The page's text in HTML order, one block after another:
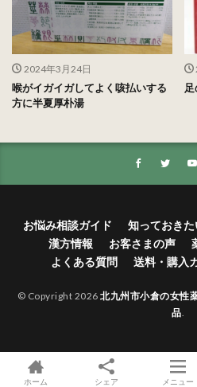
2024年3月24日
喉がイガイガしてよく咳払いする
方に半夏厚朴湯
お悩み相談ガイド 知っておき
漢方情報
お客さまの声
よくある質問
送料・購入
© Copyright 2026北九州市小倉の女性
品.
ホーム シェア メニュー